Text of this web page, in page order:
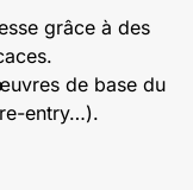
grâce à des
de base du
entry…).